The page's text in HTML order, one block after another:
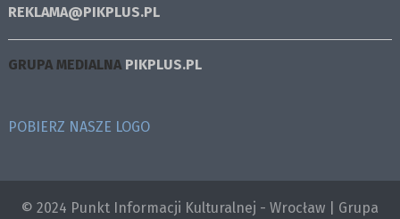
REKLAMA@PIKPLUS.PL
GRUPA MEDIALNA PIKPLUS.PL
POBIERZ NASZE LOGO
© 2024 Punkt Informacji Kulturalnej - Wrocław | Grupa